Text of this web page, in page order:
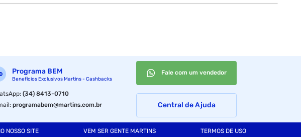
Programa BEM
Benefícios Exclusivos Martins - Cashbacks
:(34) 8413-0710
:programabem@martins.com.br
Fale com um vendedor
Central de Ajuda
NOSSO SITE VEM SER GENTE MARTINS TERMOS DE USO